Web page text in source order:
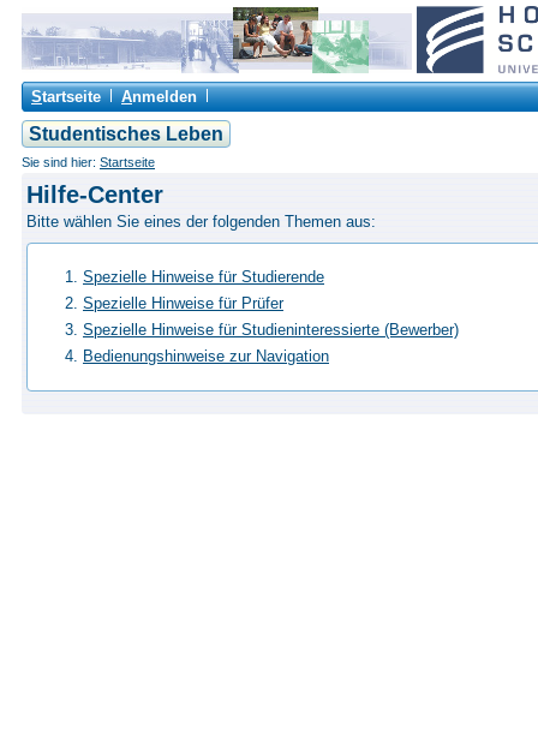
Startseite Anmelden
Studentisches Leben
Sie sind hier: Startseite
Hilfe-Center
Bitte wählen Sie eines der folgenden Themen aus:
Spezielle Hinweise für Studierende
Spezielle Hinweise für Prüfer
Spezielle Hinweise für Studieninteressierte (Bewerber)
Bedienungshinweise zur Navigation